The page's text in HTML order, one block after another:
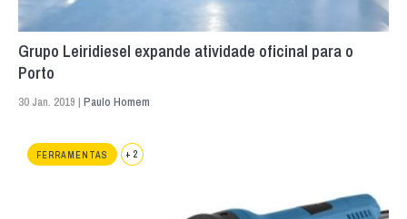
Grupo Leiridiesel expande atividade oficinal para o
Porto
30 Jan. 2019 | Paulo Homem
FERRAMENTAS + 2